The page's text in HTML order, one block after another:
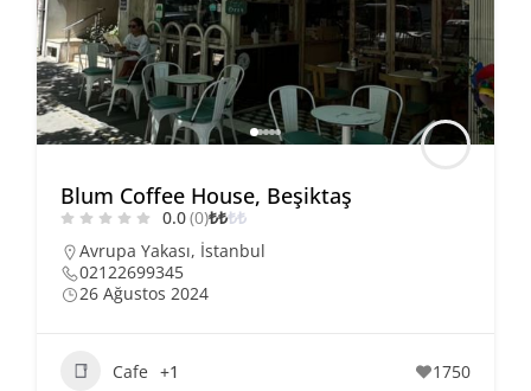
Blum Coffee House, Beşiktaş
0.0(0)₺₺₺₺
Avrupa Yakası, İstanbul
02122699345
26 Ağustos 2024
Cafe +1 1750